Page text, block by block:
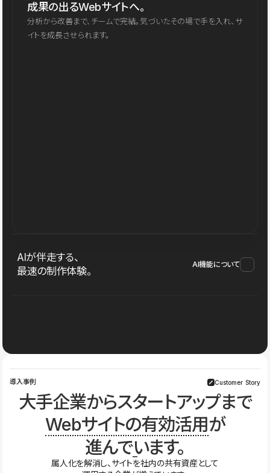
成果の出るWebサイトへ。
分析から改善まで、チームで完結。気づいたその場で手を入れ、サ
イトを成長させられます。
AIが伴走する、
最速の制作体験。
AI機能について
導入事例 Customer Story
大手企業からスタートアップまで
Webサイトの有効活用が
進んでいます。
属人化を解消し、サイトを社内の共有資産として